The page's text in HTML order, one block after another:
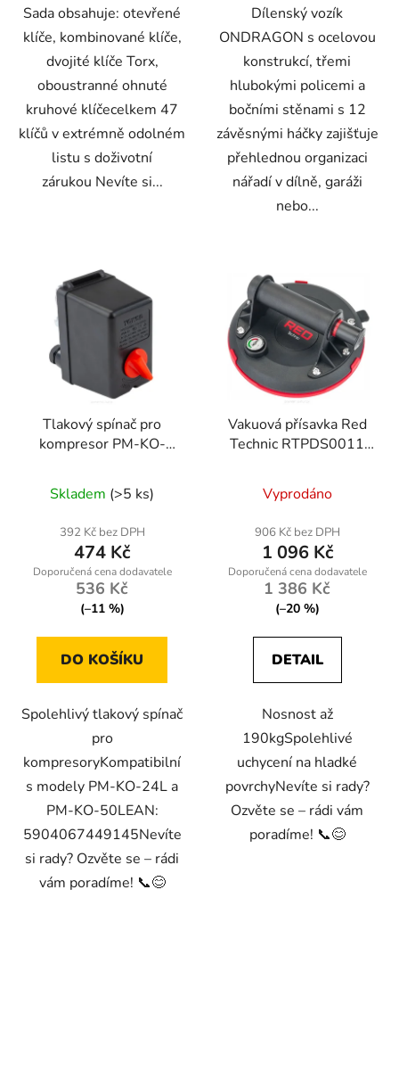
Sada obsahuje: otevřené
klíče, kombinované klíče,
dvojité klíče Torx,
oboustranné ohnuté
kruhové klíčecelkem 47
klíčů v extrémně odolném
listu s doživotní
zárukou Nevíte si...
Dílenský vozík
ONDRAGON s ocelovou
konstrukcí, třemi
hlubokými policemi a
bočními stěnami s 12
závěsnými háčky zajišťuje
přehlednou organizaci
nářadí v dílně, garáži
nebo...
Tlakový spínač pro
kompresor PM-KO-
Skladem (>5 ks)
392 Kč bez DPH
474 Kč
536 Kč
(–11 %)
DO KOŠÍKU
Spolehlivý tlakový spínač
pro
kompresoryKompatibilní
s modely PM-KO-24L a
PM-KO-50LEAN:
5904067449145Nevíte
si rady? Ozvěte se – rádi
vám poradíme! 📞😊
Vakuová přísavka Red
Technic RTPDS0011
Vyprodáno
906 Kč bez DPH
1 096 Kč
1 386 Kč
(–20 %)
DETAIL
Nosnost až
190kgSpolehlivé
uchycení na hladké
povrchyNevíte si rady?
Ozvěte se – rádi vám
poradíme! 📞😊